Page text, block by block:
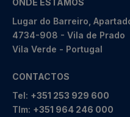
ONDE ESTAMOS
Lugar do Barreiro,
4734-908 - Vila de Prado
Vila Verde - Portugal
CONTACTOS
Tel: +351 253 929 600
Tlm: +351 964 246 000